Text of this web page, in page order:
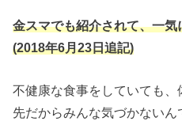
金スマでも紹介されて、一
(2018年6月23日追記)
不健康な食事をしていても
先だからみんな気づかないん